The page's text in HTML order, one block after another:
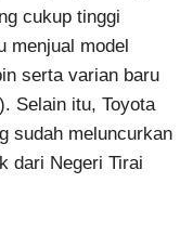
cukup tinggi
menjual model
serta varian baru
Selain itu, Toyota
sudah meluncurkan
dari Negeri Tirai